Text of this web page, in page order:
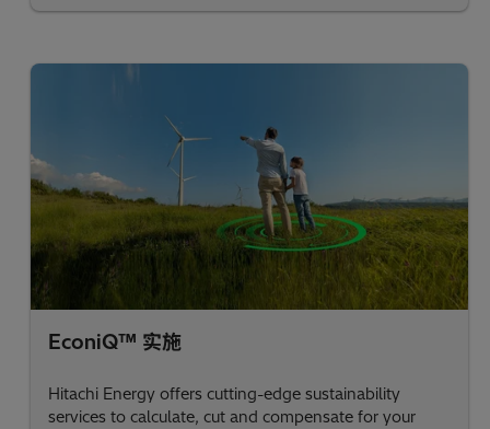
EconiQ™ 实施
Hitachi Energy offers cutting-edge sustainability
services to calculate, cut and compensate for your